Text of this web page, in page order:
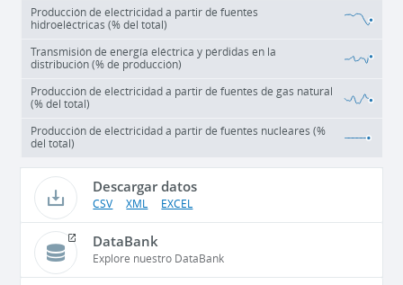
Producción de electricidad a partir de fuentes
hidroeléctricas (% del total)
Transmisión de energía eléctrica y pérdidas en la
distribución (% de producción)
Producción de electricidad a partir de fuentes de gas natural
(% del total)
Producción de electricidad a partir de fuentes nucleares (%
del total)
Descargar datos
CSV XML EXCEL
DataBank
Explore nuestro DataBank